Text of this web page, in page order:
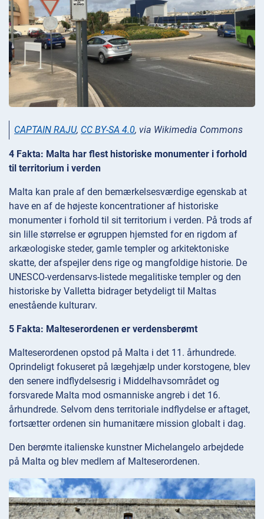
CAPTAIN RAJU, CC BY-SA 4.0, via Wikimedia Commons
4 Fakta: Malta har flest historiske monumenter i forhold
til territorium i verden
Malta kan prale af den bemærkelsesværdige egenskab at
have en af de højeste koncentrationer af historiske
monumenter i forhold til sit territorium i verden. På trods af
sin lille størrelse er øgruppen hjemsted for en rigdom af
arkæologiske steder, gamle templer og arkitektoniske
skatte, der afspejler dens rige og mangfoldige historie. De
UNESCO-verdensarvs-listede megalitiske templer og den
historiske by Valletta bidrager betydeligt til Maltas
enestående kulturarv.
5 Fakta: Malteserordenen er verdensberømt
Malteserordenen opstod på Malta i det 11. århundrede.
Oprindeligt fokuseret på lægehjælp under korstogene, blev
den senere indflydelsesrig i Middelhavsområdet og
forsvarede Malta mod osmanniske angreb i det 16.
århundrede. Selvom dens territoriale indflydelse er aftaget,
fortsætter ordenen sin humanitære mission globalt i dag.
Den berømte italienske kunstner Michelangelo arbejdede
på Malta og blev medlem af Malteserordenen.